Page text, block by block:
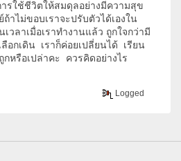
ารใช้ชีวิตให้สมดุลอย่างมีความสุข
าไม่ขอบเราจะปรับตัวได้เองใน
วลาเมื่อเราทำงานแล้ว ถูกใจกว่ามี
อกเดิน เราก็ค่อยเปลี่ยนได้ เรียน
หรือเปล่าคะ ควรคิดอย่างไร
Logged